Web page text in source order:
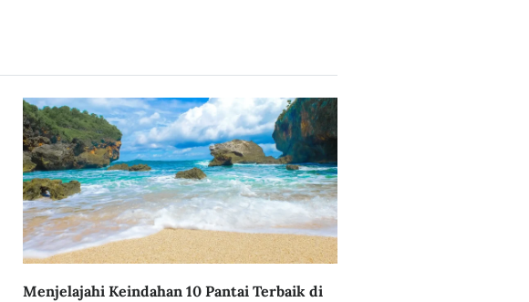
Menjelajahi Keindahan 10 Pantai Terbaik di